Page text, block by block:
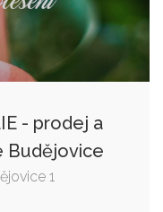
- prodej a
Budějovice
1